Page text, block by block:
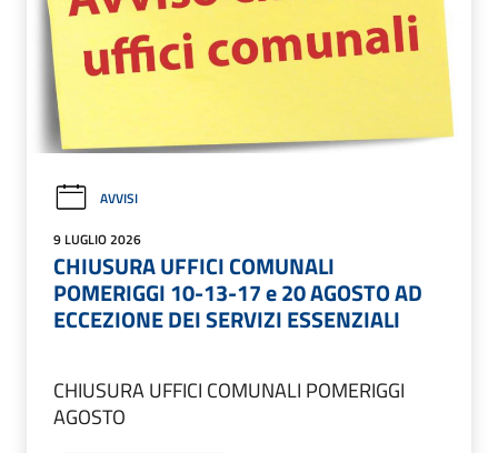
AVVISI
9 LUGLIO 2026
CHIUSURA UFFICI COMUNALI
POMERIGGI 10-13-17 e 20 AGOSTO AD
ECCEZIONE DEI SERVIZI ESSENZIALI
CHIUSURA UFFICI COMUNALI POMERIGGI
AGOSTO